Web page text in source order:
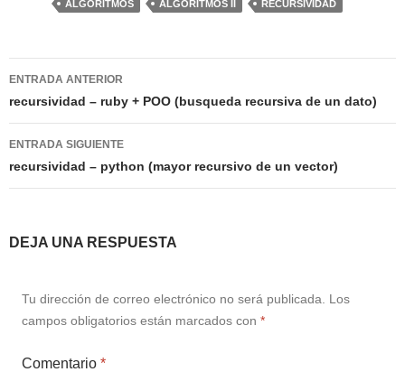
ALGORITMOS ALGORITMOS II RECURSIVIDAD
Navegación
de
entradas
ENTRADA ANTERIOR
recursividad – ruby + POO (busqueda recursiva de un dato)
ENTRADA SIGUIENTE
recursividad – python (mayor recursivo de un vector)
DEJA UNA RESPUESTA
Tu dirección de correo electrónico no será publicada.
Los
campos obligatorios están marcados con *
Comentario *